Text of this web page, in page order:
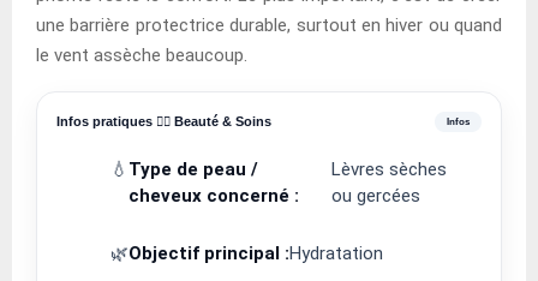
une barrière protectrice durable, surtout en hiver ou quand
le vent assèche beaucoup.
Infos pratiques 💆‍♀️ Beauté & Soins
💧 Type de peau /
cheveux concerné :
Lèvres sèches
ou gercées
🌿Objectif principal :Hydratation